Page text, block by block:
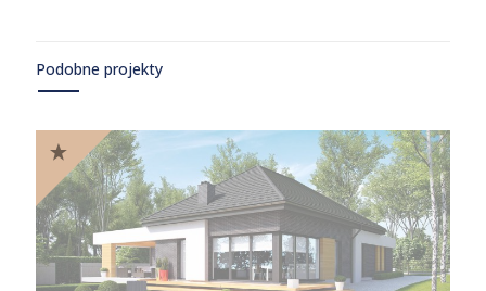
Podobne projekty